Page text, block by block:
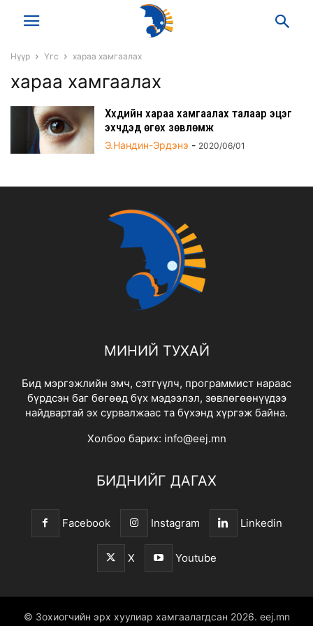
Нүүр Үгс хараа хамгаалах
хараа хамгаалах
Хүүхдийн хараа хамгаалах талаар эцэг
эхчүүдэд өгөх зөвлөмж
Э.Нандин-Эрдэнэ - 2020/06/01
МИНИЙ ТУХАЙ
Бид мэргэжлийн эмч, сэтгүүлч, программист нараас
бүрдсэн баг бөгөөд бүх мэдээлэл, зөвлөгөөнүүдээ
найдвартай эх сурвалжаас та бүхэнд хүргэж байна.
Холбоо барих: info@eej.mn
БИДНИЙГ ДАГАХ
Facebook Instagram Linkedin
X Youtube
© Зохиогчийн эрх хуулиар хамгаалагдсан 2026. eej.mn